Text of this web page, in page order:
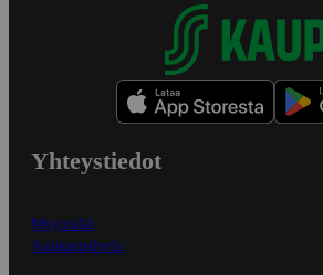
Yhteystiedot
Myymälät
Asiakaspalvelu